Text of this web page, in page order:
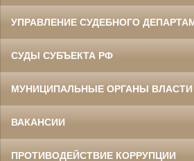
УПРАВЛЕНИЕ СУДЕБНОГО
СУДЫ СУБЪЕКТА РФ
МУНИЦИПАЛЬНЫЕ ОРГАНЫ ВЛАСТИ
ВАКАНСИИ
ПРОТИВОДЕЙСТВИЕ КОРРУПЦИИ